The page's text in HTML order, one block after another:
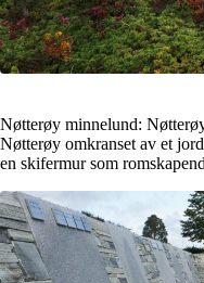
Nøtterøy minnelund:
Nøtterøy omkranset av et
en skifermur som